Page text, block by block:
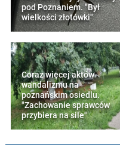
pod Poznaniem. "Był
wielkości złotówki"
Coraz więcej aktów
wandalizmu na
poznańskim osiedlu.
"Zachowanie sprawców
przybiera na sile"